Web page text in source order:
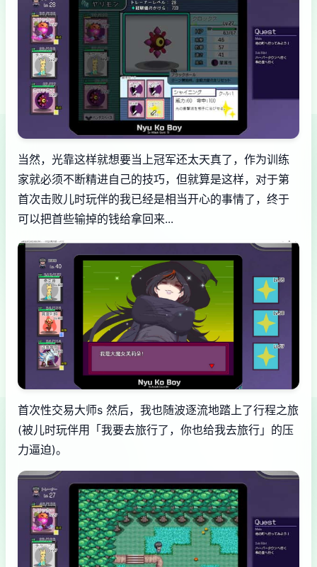
当然，光靠这样就想要当上冠军还太天真了，作为训练
家就必须不断精进自己的技巧，但就算是这样，对于第
首次击败儿时玩伴的我已经是相当开心的事情了，终于
可以把首些输掉的钱给拿回来...
首次性交易大师s 然后，我也随波逐流地踏上了行程之旅
(被儿时玩伴用「我要去旅行了，你也给我去旅行」的压
力逼迫)。